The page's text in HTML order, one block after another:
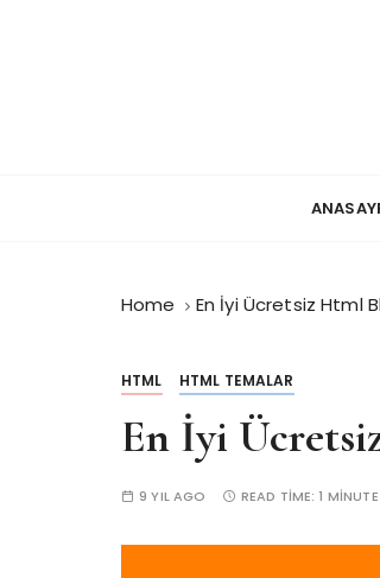
Home En İyi Ücretsiz Html
HTML HTML TEMALAR
En İyi
9 YIL AGO READ TIME:1 MINUTE